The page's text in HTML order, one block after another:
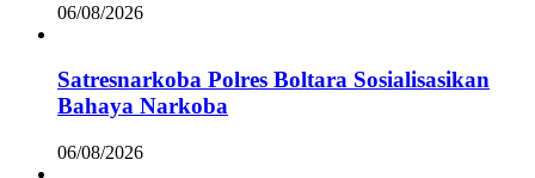
06/08/2026
Satresnarkoba Polres Boltara Sosialisasikan
Bahaya Narkoba
06/08/2026